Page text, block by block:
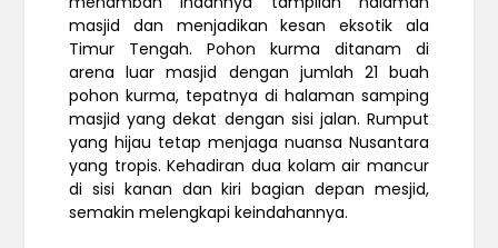
masjid dan menjadikan kesan eksotik ala
Timur Tengah. Pohon kurma ditanam di
arena luar masjid dengan jumlah 21 buah
pohon kurma, tepatnya di halaman samping
masjid yang dekat dengan sisi jalan. Rumput
yang hijau tetap menjaga nuansa Nusantara
yang tropis. Kehadiran dua kolam air mancur
di sisi kanan dan kiri bagian depan mesjid,
semakin melengkapi keindahannya.